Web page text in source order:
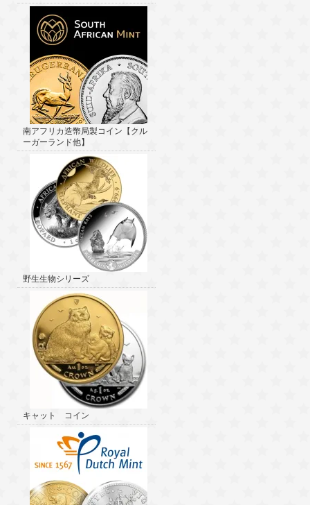
南アフリカ造幣局製コイン【クル
ーガーランド他】
野生生物シリーズ
キャット コイン